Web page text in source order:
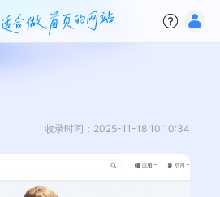
收录时间：2025-11-18 10:10:34